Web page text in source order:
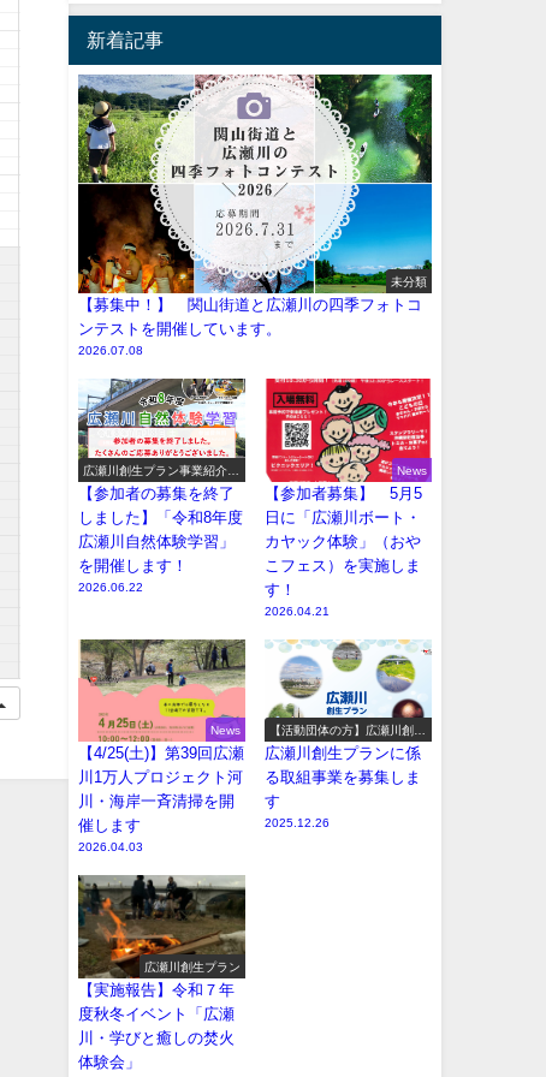
新着記事
未分類
【募集中！】 関山街道と広瀬川の四季フォトコ
ンテストを開催しています。
2026.07.08
広瀬川創生プラン事業紹介
（イベント系）
【参加者の募集を終了
しました】「令和8年度
広瀬川自然体験学習」
を開催します！
2026.06.22
News
【参加者募集】 5月5
日に「広瀬川ボート・
カヤック体験」（おや
こフェス）を実施しま
す！
2026.04.21
News
【4/25(土)】第39回広瀬
川1万人プロジェクト河
川・海岸一斉清掃を開
催します
2026.04.03
【活動団体の方】広瀬川創生
プラン参加事業の募集
広瀬川創生プランに係
る取組事業を募集しま
す
2025.12.26
広瀬川創生プラン
【実施報告】令和７年
度秋冬イベント「広瀬
川・学びと癒しの焚火
体験会」